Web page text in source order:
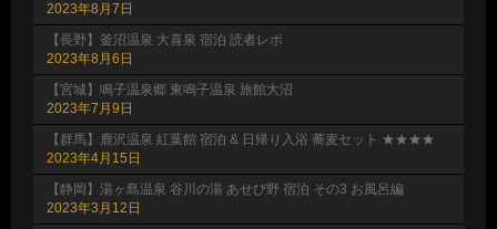
2023年8月7日
【長野】釜沼温泉 大喜泉 宿泊 読者レポ
2023年8月6日
【宮城】鳴子温泉郷 東鳴子温泉 旅館大沼
2023年7月9日
【群馬】鹿沢温泉 紅葉館 宿泊 & 日帰り入浴 蕎麦セット ★★★★
2023年4月15日
【静岡】湯ヶ島温泉 谷川の湯 あせび野 宿泊 その3 お風呂編
2023年3月12日